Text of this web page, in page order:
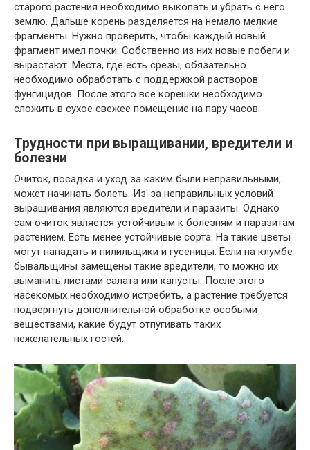
старого растения необходимо выкопать и убрать с него
землю. Дальше корень разделяется на немало мелкие
фрагменты. Нужно проверить, чтобы каждый новый
фрагмент имел почки. Собственно из них новые побеги и
вырастают. Места, где есть срезы, обязательно
необходимо обработать с поддержкой растворов
фунгицидов. После этого все корешки необходимо
сложить в сухое свежее помещение на пару часов.
Трудности при выращивании, вредители и
болезни
Очиток, посадка и уход за каким были неправильными,
может начинать болеть. Из-за неправильных условий
выращивания являются вредители и паразиты. Однако
сам очиток является устойчивым к болезням и паразитам
растением. Есть менее устойчивые сорта. На такие цветы
могут нападать и пилильщики и гусеницы. Если на клумбе
бывальщины замещены такие вредители, то можно их
выманить листами салата или капусты. После этого
насекомых необходимо истребить, а растение требуется
подвергнуть дополнительной обработке особыми
веществами, какие будут отпугивать таких
нежелательных гостей.